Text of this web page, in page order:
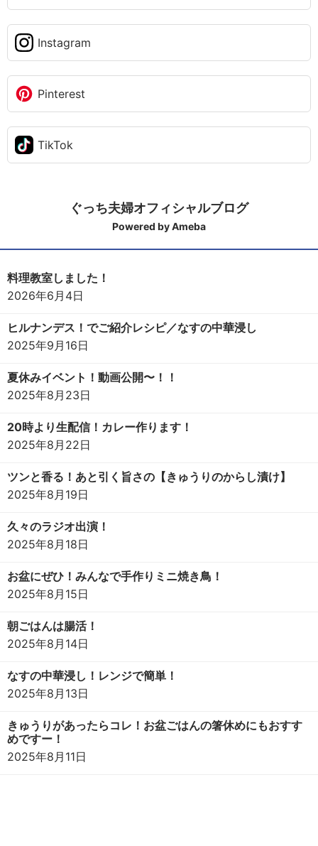
Instagram
Pinterest
TikTok
ぐっち夫婦オフィシャルブログ
Powered by Ameba
料理教室しました！
2026年6月4日
ヒルナンデス！でご紹介レシピ／なすの中華浸し
2025年9月16日
夏休みイベント！動画公開〜！！
2025年8月23日
20時より生配信！カレー作ります！
2025年8月22日
ツンと香る！あと引く旨さの【きゅうりのからし漬け】
2025年8月19日
久々のラジオ出演！
2025年8月18日
お盆にぜひ！みんなで手作りミニ焼き鳥！
2025年8月15日
朝ごはんは腸活！
2025年8月14日
なすの中華浸し！レンジで簡単！
2025年8月13日
きゅうりがあったらコレ！お盆ごはんの箸休めにもおすす
めですー！
2025年8月11日